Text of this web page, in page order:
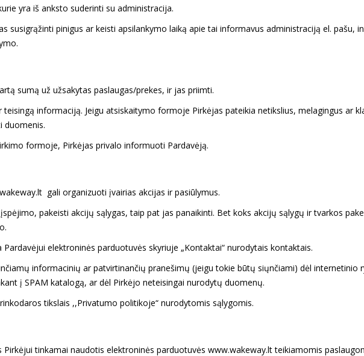
yra iš anksto suderinti su administracija.
susigrąžinti pinigus ar keisti apsilankymo laiką apie tai informavus administraciją el. pašu,
sumą už užsakytas paslaugas/prekes, ir jas priimti.
informaciją. Jeigu atsiskaitymo formoje Pirkėjas pateikia netikslius, melagingus ar
duomenis.
formoje, Pirkėjas privalo informuoti Pardavėją.
gali organizuoti įvairias akcijas ir pasiūlymus.
pakeisti akcijų sąlygas, taip pat jas panaikinti. Bet koks akcijų sąlygų ir tvarkos
elektroninės parduotuvės skyriuje „Kontaktai“ nurodytais kontaktais.
informacinių ar patvirtinančių pranešimų (jeigu tokie būtų siųnčiami) dėl internetinio
į SPAM katalogą, ar dėl Pirkėjo neteisingai nurodytų duomenų.
tikslais ,,Privatumo politikoje“ nurodytomis sąlygomis.
tinkamai naudotis elektroninės parduotuvės www.wakeway.lt teikiamomis